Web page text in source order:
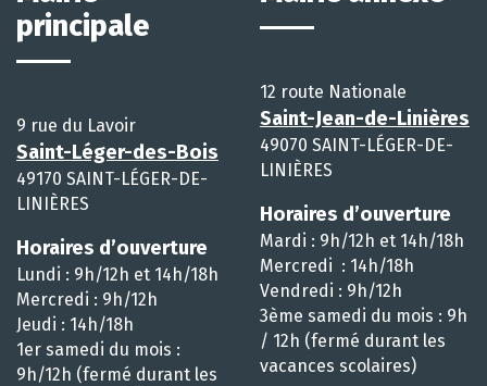
principale
9 rue du Lavoir
Saint-Léger-des-Bois
49170 SAINT-LÉGER-DE-
LINIÈRES
Horaires d’ouverture
Lundi : 9h/12h et 14h/18h
Mercredi : 9h/12h
Jeudi : 14h/18h
1er samedi du mois :
9h/12h (fermé durant les
12 route Nationale
Saint-Jean-de-Linières
49070 SAINT-LÉGER-DE-
LINIÈRES
Horaires d’ouverture
Mardi : 9h/12h et 14h/18h
Mercredi : 14h/18h
Vendredi : 9h/12h
3ème samedi du mois : 9h
/ 12h (fermé durant les
vacances scolaires)